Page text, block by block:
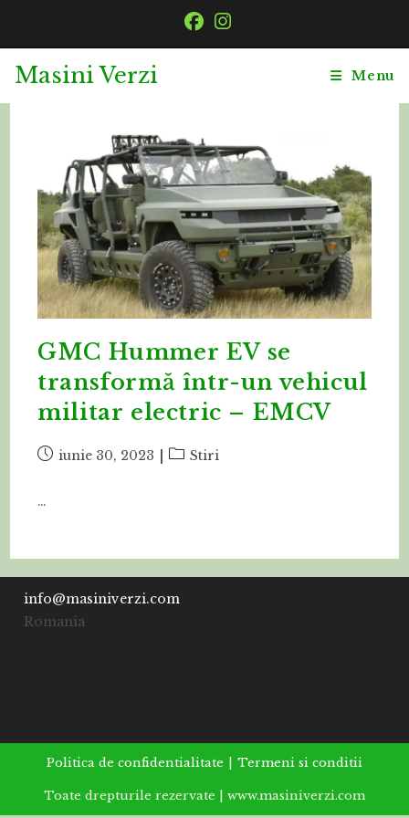
Masini Verzi Menu
GMC Hummer EV se
transformă într-un vehicul
militar electric – EMCV
Postiunie 30, 2023
PostStiri
…
info@masiniverzi.com
Romania
Politica de confidentialitate Termeni si conditii
Toate drepturile rezervate | www.masiniverzi.com